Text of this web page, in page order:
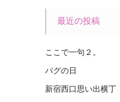
最近の投稿
ここで一句２。
バグの日
新宿西口思い出横丁